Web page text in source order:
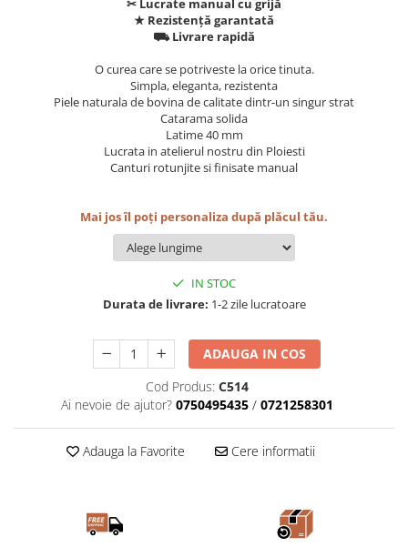
✂︎ Lucrate manual cu grijă
★ Rezistență garantată
⛟ Livrare rapidă
O curea care se potriveste la orice tinuta.
Simpla, eleganta, rezistenta
Piele naturala de bovina de calitate dintr-un singur strat
Catarama solida
Latime 40 mm
Lucrata in atelierul nostru din Ploiesti
Canturi rotunjite si finisate manual
Mai jos îl poți personaliza după plăcul tău.
IN STOC
Durata de livrare: 1-2 zile lucratoare
ADAUGA IN COS
Cod Produs: C514
Ai nevoie de ajutor? 0750495435 / 0721258301
Adauga la Favorite Cere informatii